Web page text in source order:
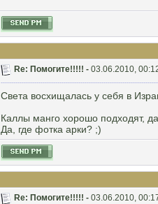
Re: Помогите!!!!! - 03.06.2010,
Света восхищалась у себя в
Каллы манго хорошо подходят,
Да, где фотка арки? ;)
Re: Помогите!!!!! - 03.06.2010,